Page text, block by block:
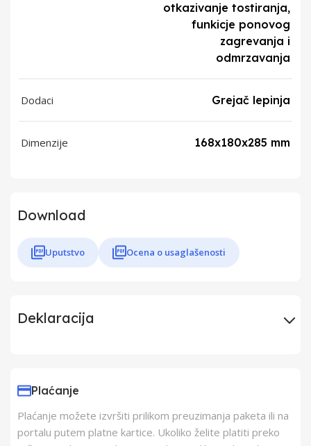
otkazivanje tostiranja,
funkicje ponovog
zagrevanja i
odmrzavanja
Dodaci Grejač lepinja
Dimenzije 168x180x285 mm
Download
Uputstvo Ocena o usaglašenosti
Deklaracija
Proizvođač
SOMOGYI ELEKTRONIC
KFT
Plaćanje
Plaćanje možete izvršiti prilikom preuzimanja paketa ili na
portalu putem platne kartice. Ukoliko želite platiti preko